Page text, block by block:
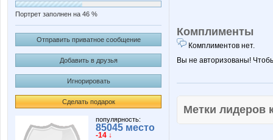
Портрет заполнен на 46 %
Отправить приватное сообщение
Добавить в друзья
Игнорировать
Сделать подарок
популярность:
85045 место
-14 ↓
Комплименты
Комплиментов нет.
Вы не авторизованы!
Метки